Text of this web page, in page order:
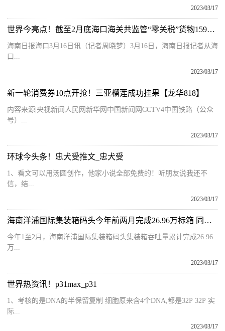
2023/03/17
世界今亮点！截至2月底海口海关共监管“零关税”货物159亿元
海南日报海口3月16日讯（记者周晓梦）3月16日，海南日报记者从海
口...
2023/03/17
新一轮消费券10点开抢！三亚榴莲成功挂果【龙华818】
内容来源|央视新闻人民网新华网中国新闻网CCTV4中国铁路（公众
号）...
2023/03/17
环球今头条！忠犬受推文_忠犬受
1、看文可以用汤圆创作，他家小说全部免费的！听朋友说我还不
信，结...
2023/03/17
海南洋浦国际集装箱码头今年前两月完成26.96万标箱 同比增长8％
今年1至2月，海南洋浦国际集装箱码头集装箱吞吐量累计完成26 96
万...
2023/03/17
世界热资讯！p31max_p31
1、考核的是DNA的半保留复制 细胞原来含4个DNA,都是32P 32P 实
际...
2023/03/17